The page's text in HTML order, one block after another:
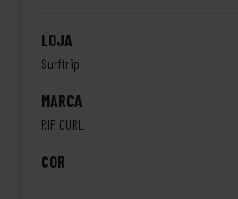
LOJA
Surftrip
MARCA
RIP CURL
COR